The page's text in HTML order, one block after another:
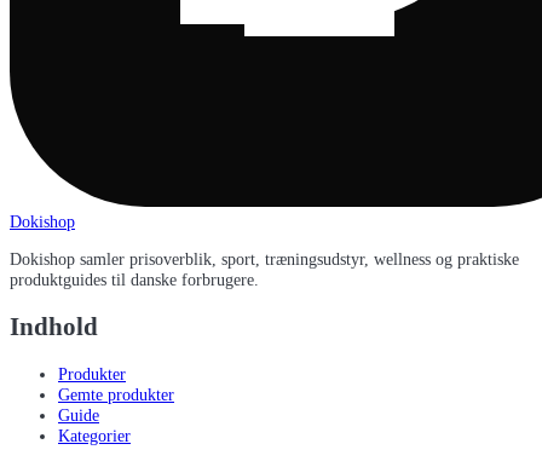
Dokishop
Dokishop samler prisoverblik, sport, træningsudstyr, wellness og praktiske
produktguides til danske forbrugere.
Indhold
Produkter
Gemte produkter
Guide
Kategorier